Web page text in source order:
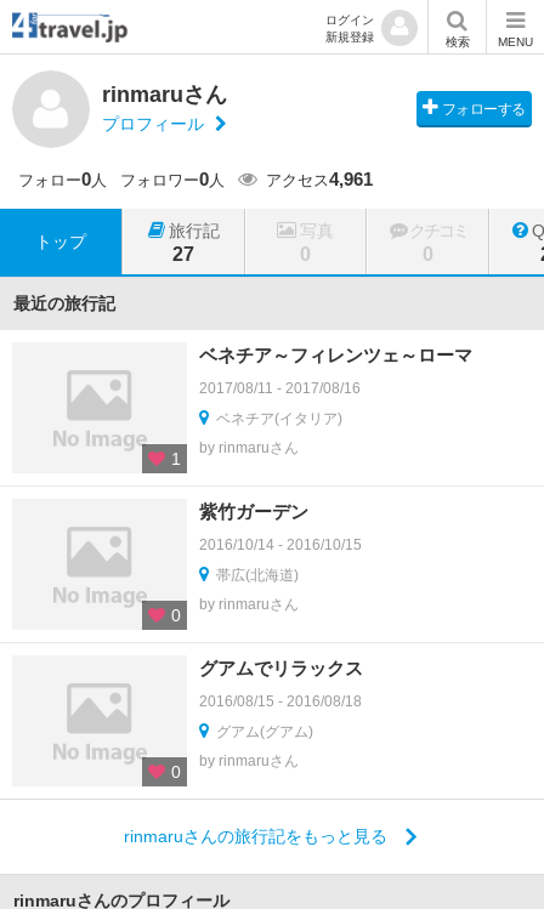
ログイン
新規登録
検索 MENU
rinmaruさん
プロフィール
フォローする
フォロー0人 フォロワー0人 アクセス4,961
トップ
旅行記
27
写真
0
クチコミ
0
最近の旅行記
1
ベネチア～フィレンツェ～ローマ
2017/08/11 - 2017/08/16
ベネチア(イタリア)
by rinmaruさん
0
紫竹ガーデン
2016/10/14 - 2016/10/15
帯広(北海道)
by rinmaruさん
0
グアムでリラックス
2016/08/15 - 2016/08/18
グアム(グアム)
by rinmaruさん
rinmaruさんの旅行記をもっと見る
rinmaruさんのプロフィール